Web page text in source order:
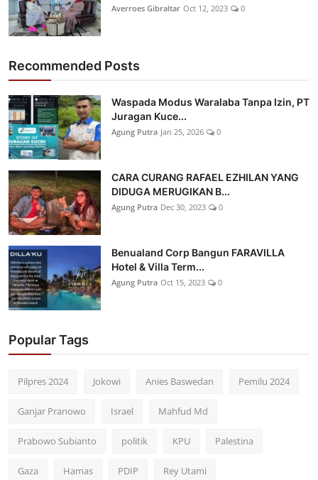
Averroes Gibraltar Oct 12, 2023 0
Recommended Posts
Waspada Modus Waralaba Tanpa Izin, PT
Juragan Kuce...
Agung Putra Jan 25, 2026 0
CARA CURANG RAFAEL EZHILAN YANG
DIDUGA MERUGIKAN B...
Agung Putra Dec 30, 2023 0
Benualand Corp Bangun FARAVILLA
Hotel & Villa Term...
Agung Putra Oct 15, 2023 0
Popular Tags
Pilpres 2024 Jokowi Anies Baswedan Pemilu 2024
Ganjar Pranowo Israel Mahfud Md
Prabowo Subianto politik KPU Palestina
Gaza Hamas PDIP Rey Utami